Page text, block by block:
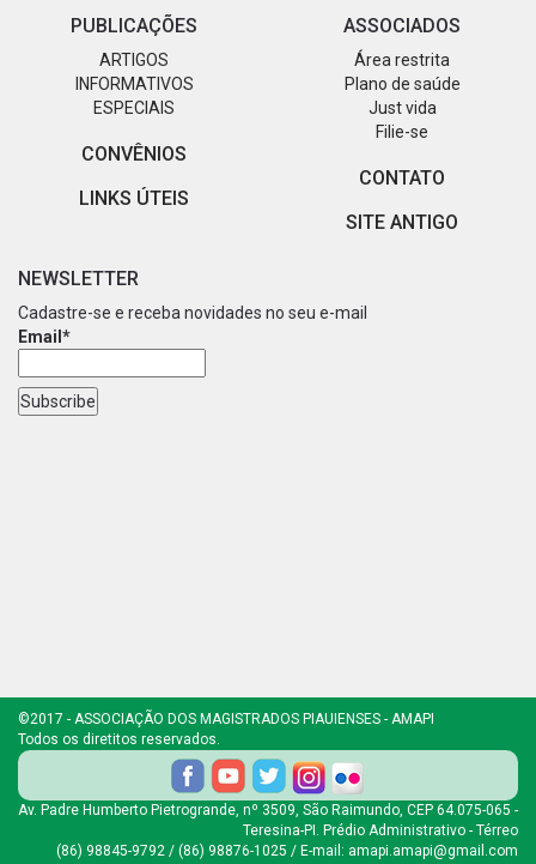
PUBLICAÇÕES
ARTIGOS
INFORMATIVOS
ESPECIAIS
CONVÊNIOS
LINKS ÚTEIS
ASSOCIADOS
Área restrita
Plano de saúde
Just vida
Filie-se
CONTATO
SITE ANTIGO
NEWSLETTER
Cadastre-se e receba novidades no seu e-mail
Email*
©2017 - ASSOCIAÇÃO DOS MAGISTRADOS PIAUIENSES - AMAPI
Todos os diretitos reservados.
Av. Padre Humberto Pietrogrande, nº 3509, São Raimundo, CEP 64.075-065 -
Teresina-PI. Prédio Administrativo - Térreo
(86) 98845-9792 / (86) 98876-1025 / E-mail: amapi.amapi@gmail.com